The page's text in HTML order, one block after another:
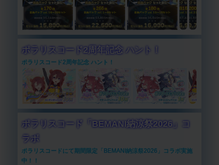
ポラリスコード2周年記念 ハント！
ポラリスコード2周年記念 ハント！
ポラリスコード「BEMANI納涼祭2026」コ
ラボ
ポラリスコードにて期間限定「BEMANI納涼祭2026」コラボ実施
中！！